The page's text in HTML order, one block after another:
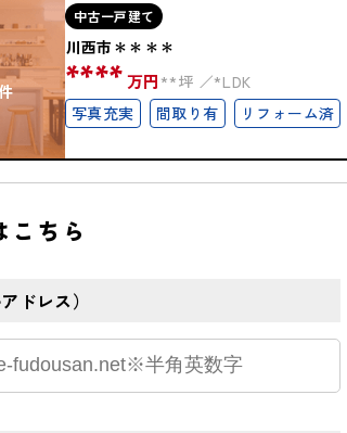
中古一戸建て
川西市＊＊＊＊
****万円 **坪
*LDK
写真充実
間取り有 リフォーム済
こちら
ドレス）